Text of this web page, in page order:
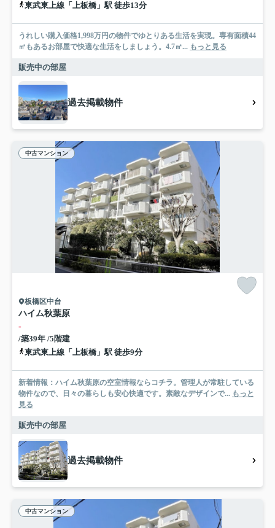
東武東上線「上板橋」駅 徒歩13分
うれしい購入価格1,998万円の物件でゆとりある生活を実現。専有面積44
㎡もあるお部屋で快適な生活をしましょう。4.7㎡... もっと見る
販売中の部屋
過去掲載物件
中古マンション
板橋区中台
ハイム秋葉原
-
/築39年 /5階建
東武東上線「上板橋」駅 徒歩9分
新着情報：ハイム秋葉原の空室情報ならコチラ。管理人が常駐している
物件なので、日々の暮らしも安心快適です。素敵なデザインで... もっと
見る
販売中の部屋
過去掲載物件
中古マンション